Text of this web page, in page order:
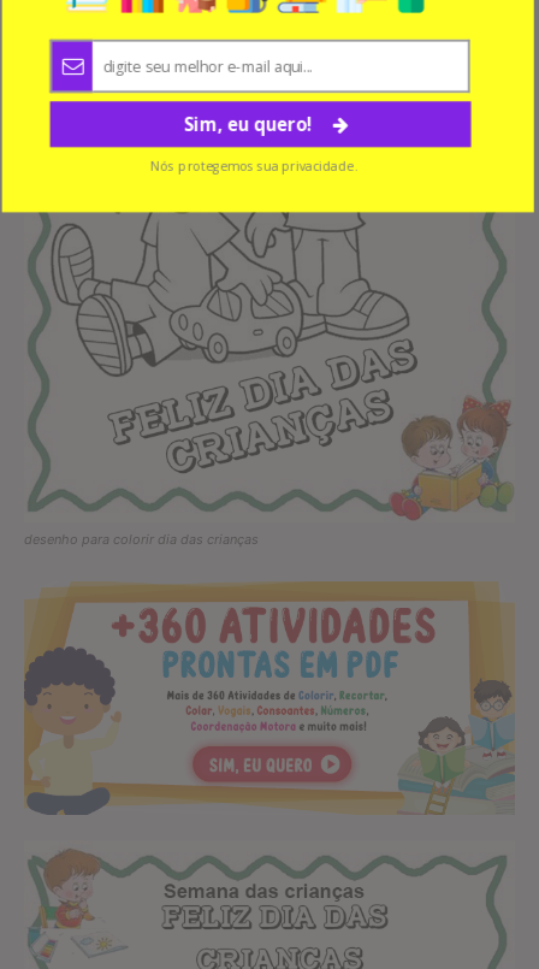
desenho para colorir dia das crianças
Sim, eu quero!
Nós protegemos sua privacidade.